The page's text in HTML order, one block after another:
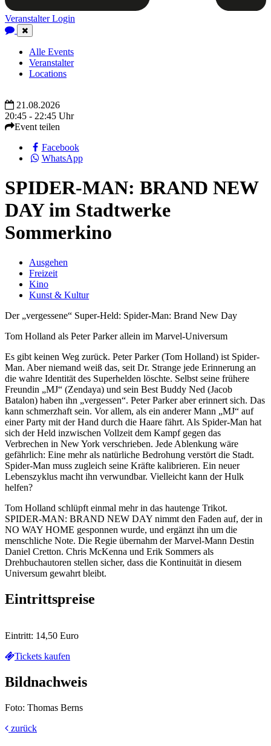
Veranstalter Login
Close
Navigation
Alle Events
Veranstalter
Locations
21.08.2026
20:45 - 22:45 Uhr
Event teilen
Facebook
WhatsApp
SPIDER-MAN: BRAND NEW
DAY im Stadtwerke
Sommerkino
Ausgehen
Freizeit
Kino
Kunst & Kultur
Der „vergessene“ Super-Held: Spider-Man: Brand New Day
Tom Holland als Peter Parker allein im Marvel-Universum
Es gibt keinen Weg zurück. Peter Parker (Tom Holland) ist Spider-
Man. Aber niemand weiß das, seit Dr. Strange jede Erinnerung an
die wahre Identität des Superhelden löschte. Selbst seine frühere
Freundin „MJ“ (Zendaya) und sein Best Buddy Ned (Jacob
Batalon) haben ihn „vergessen“. Peter Parker aber erinnert sich. Das
kann schmerzhaft sein. Vor allem, als ein anderer Mann „MJ“ auf
einer Party mit der Hand durch die Haare fährt. Als Spider-Man hat
sich der Held inzwischen Vollzeit dem Kampf gegen das
Verbrechen in New York verschrieben. Jede Ablenkung wäre
gefährlich: Eine mehr als natürliche Bedrohung verstört die Stadt.
Spider-Man muss zugleich seine Kräfte kalibrieren. Ein neuer
Lebenszyklus macht ihn verwundbar. Vielleicht kann der Hulk
helfen?
Tom Holland schlüpft einmal mehr in das hautenge Trikot.
SPIDER-MAN: BRAND NEW DAY nimmt den Faden auf, der in
NO WAY HOME gesponnen wurde, und ergänzt ihn um die
menschliche Note. Die Regie übernahm der Marvel-Mann Destin
Daniel Cretton. Chris McKenna und Erik Sommers als
Drehbuchautoren stellen sicher, dass die Kontinuität in diesem
Universum gewahrt bleibt.
Eintrittspreise
Eintritt: 14,50 Euro
Tickets kaufen
Bildnachweis
Foto: Thomas Berns
zurück